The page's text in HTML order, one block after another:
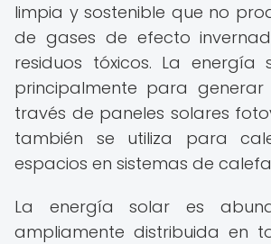
limpia y sostenible que no
de gases de efecto
residuos tóxicos. La energía
principalmente para
través de paneles solares
también se utiliza para
espacios en sistemas de
La energía solar es
ampliamente distribuida en